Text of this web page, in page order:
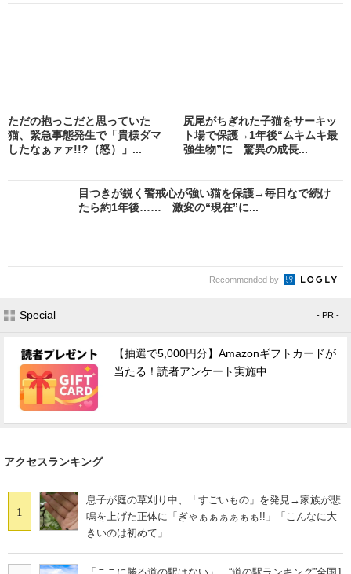
ただの抱っこだと思っていた
猫、緊急事態発生で「貴様ダマ
したなぁァァ!!?（怒）」...
尻尾がちぎれた子猫をサーキッ
ト場で保護→1年後“ムキムキ最
強生物”に 驚異の成長...
目つきが鋭く警戒心が強い猫を保護→毎日なで続け
たら約1年後…… 激変の“現在”に...
Recommended by
Special - PR -
【抽選で5,000円分】Amazonギフトカードが
当たる！読者アンケート実施中
アクセスランキング
1
息子が庭の草刈り中、「すごいもの」を発見→家族が悲
鳴を上げた正体に「ぎゃぁぁぁぁぁぁ!!」「こんなに大
きいのは初めて」